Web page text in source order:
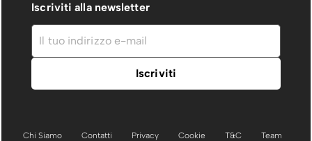
Iscriviti alla newsletter
Chi Siamo Contatti Privacy Cookie T&C
Team